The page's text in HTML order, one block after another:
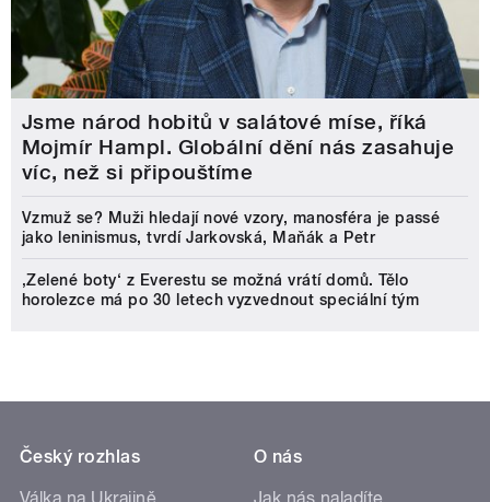
Jsme národ hobitů v salátové míse, říká
Mojmír Hampl. Globální dění nás zasahuje
víc, než si připouštíme
Vzmuž se? Muži hledají nové vzory, manosféra je passé
jako leninismus, tvrdí Jarkovská, Maňák a Petr
‚Zelené boty‘ z Everestu se možná vrátí domů. Tělo
horolezce má po 30 letech vyzvednout speciální tým
Český rozhlas
Válka na Ukrajině
O nás
Jak nás naladíte